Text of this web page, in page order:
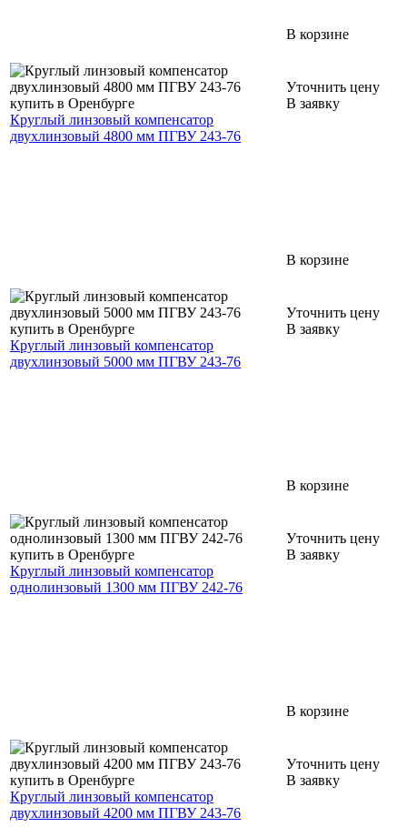
В корзине
Круглый линзовый компенсатор
двухлинзовый 4800 мм ПГВУ 243-76
Уточнить цену
В заявку
В корзине
Круглый линзовый компенсатор
двухлинзовый 5000 мм ПГВУ 243-76
Уточнить цену
В заявку
В корзине
Круглый линзовый компенсатор
однолинзовый 1300 мм ПГВУ 242-76
Уточнить цену
В заявку
В корзине
Круглый линзовый компенсатор
двухлинзовый 4200 мм ПГВУ 243-76
Уточнить цену
В заявку